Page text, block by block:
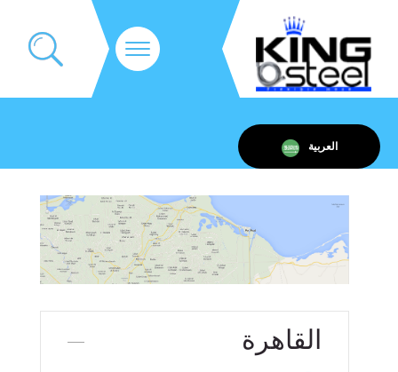
العربية
القاهرة